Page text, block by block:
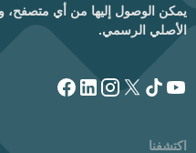
يمكن الوصول إليها من أي متصفح،
الأصلي الرسمي.
اكتشفنا